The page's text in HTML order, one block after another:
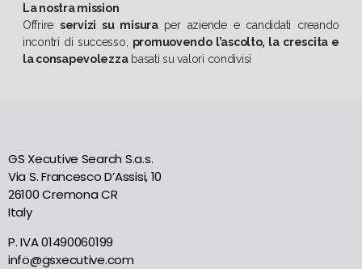
La nostra mission
Offrireservizi su misura per aziende e candidati creando
incontri di successo, promuovendo l’ascolto, la crescita e
la consapevolezzabasati su valori condivisi
GS Xecutive Search S.a.s.
Via S. Francesco D’Assisi, 10
26100 Cremona CR
Italy
P. IVA 01490060199
info@gsxecutive.com